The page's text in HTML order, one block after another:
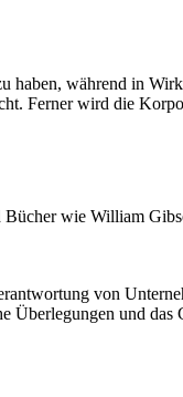
während in
Ferner wird die
wie William
von
Überlegungen und